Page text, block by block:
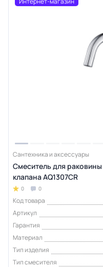
Сантехника и аксессуары
Смеситель для
клапана AQ1307CR
0 0
Код товара
Артикул
Гарантия
Материал
Тип изделия
Тип смесителя